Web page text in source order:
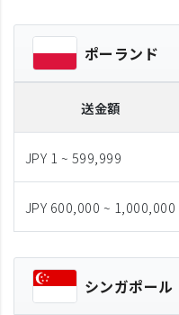
ポーランド
送金額
JPY 1 ~ 599,999
JPY 600,000 ~ 1,000,000
シンガポール